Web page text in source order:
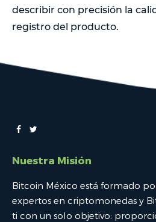
describir con precisión la
registro del producto.
Nuestra Misión
Bitcoin México está formado
expertos en criptomonedas y
ti con un solo objetivo: